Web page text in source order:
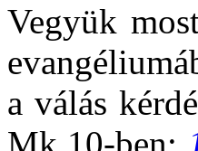
Vegyük
a válás
Mk 10-ben: